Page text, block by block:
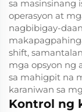
sa masinsinang
operasyon at
nagbibigay-
shift,
mga opsyon ng
sa mahigpit na
karaniwan sa
Kontrol ng